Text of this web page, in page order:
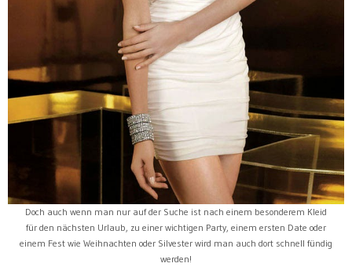
Doch auch wenn man nur auf der Suche ist nach einem besonderem Kleid
für den nächsten Urlaub, zu einer wichtigen Party, einem ersten Date oder
einem Fest wie Weihnachten oder Silvester wird man auch dort schnell fündig
werden!